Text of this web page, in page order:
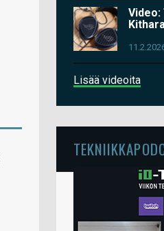
Video:
Lisää videoita